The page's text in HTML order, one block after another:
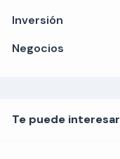
Inversión
Negocios
Te puede interesar